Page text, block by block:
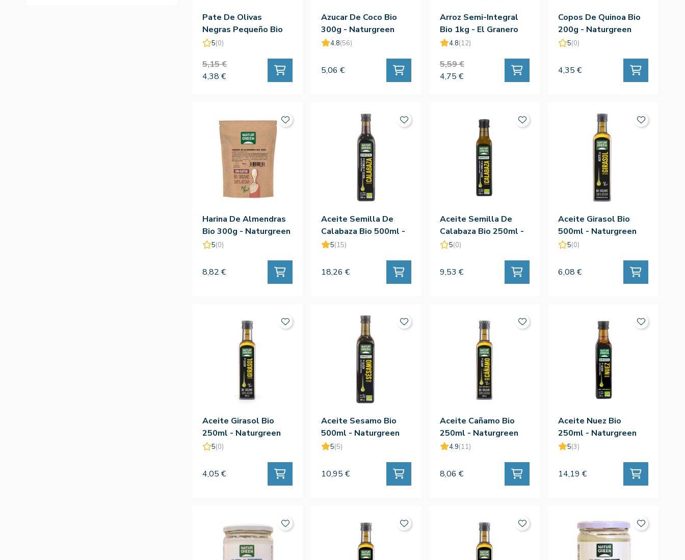
Pate De Olivas
Negras Pequeño Bio
100g
5(0)
5,15 €
4,38 €
Azucar De Coco Bio
300g - Naturgreen
4.8(56)
5,06 €
Arroz Semi-Integral
Bio 1kg - El Granero
4.8(12)
5,59 €
4,75 €
Copos De Quinoa Bio
200g - Naturgreen
5(0)
4,35 €
Harina De Almendras
Bio 300g - Naturgreen
5(0)
8,82 €
Aceite Semilla De
Calabaza Bio 500ml -
Naturgreen
5(15)
18,26 €
Aceite Semilla De
Calabaza Bio 250ml -
Naturgreen
5(0)
9,53 €
Aceite Girasol Bio
500ml - Naturgreen
5(0)
6,08 €
Aceite Girasol Bio
250ml - Naturgreen
5(0)
4,05 €
Aceite Sesamo Bio
500ml - Naturgreen
5(5)
10,95 €
Aceite Cañamo Bio
250ml - Naturgreen
4.9(11)
8,06 €
Aceite Nuez Bio
250ml - Naturgreen
5(3)
14,19 €